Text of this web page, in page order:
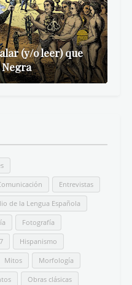
(y/o leer) que
Entrevistas
de la Lengua Española
Fotografía
Hispanismo
Mitos Morfología
Obras clásicas